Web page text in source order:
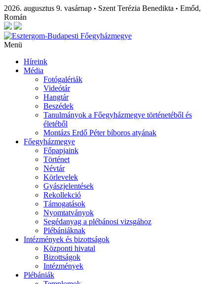
2026. augusztus 9. vasárnap • Szent Terézia Benedikta • Emőd,
Román
Menü
Híreink
Média
Fotógalériák
Videótár
Hangtár
Beszédek
Tanulmányok a Főegyházmegye történetéből és
életéből
Montázs Erdő Péter bíboros atyának
Főegyházmegye
Főpapjaink
Történet
Névtár
Körlevelek
Gyászjelentések
Rekollekció
Támogatások
Nyomtatványok
Segédanyag a plébánosi vizsgához
Plébániáknak
Intézmények és bizottságok
Központi hivatal
Bizottságok
Intézmények
Plébániák